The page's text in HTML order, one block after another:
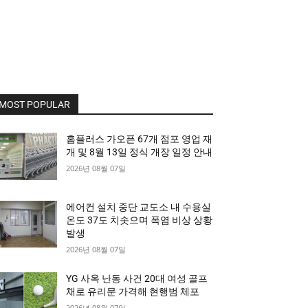
MOST POPULAR
홈플러스 가오픈 67개 점포 영업 재
개 및 8월 13일 정식 개장 일정 안내
2026년 08월 07일
에어컨 설치 중단 교도소 내 수용실
온도 37도 치솟으며 폭염 비상 상황
발생
2026년 08월 07일
YG 사옥 난동 사건 20대 여성 골프
채로 유리문 가격해 현행범 체포